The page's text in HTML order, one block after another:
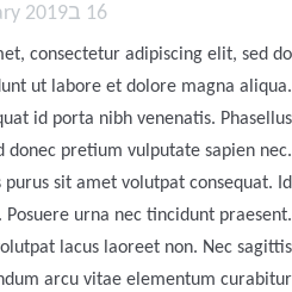
16 בFebruary 2019
consectetur adipiscing elit, sed do
ut labore et dolore magna aliqua.
id porta nibh venenatis. Phasellus
donec pretium vulputate sapien nec.
sit amet volutpat consequat. Id
urna nec tincidunt praesent.
lacus laoreet non. Nec sagittis
arcu vitae elementum curabitur